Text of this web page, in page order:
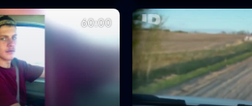
60:00